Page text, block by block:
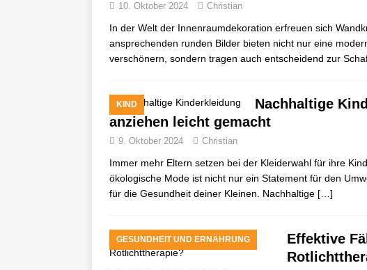
10. Oktober 2024 Christian
In der Welt der Innenraumdekoration erfreuen sich
ansprechenden runden Bilder bieten nicht nur eine
verschönern, sondern tragen auch entscheidend zur
KIND
Nachhaltige
anziehen leicht gemacht
9. Oktober 2024 Christian
Immer mehr Eltern setzen bei der Kleiderwahl für ihre
ökologische Mode ist nicht nur ein Statement für den
für die Gesundheit deiner Kleinen. Nachhaltige […]
GESUNDHEIT UND ERNÄHRUNG
Effektive